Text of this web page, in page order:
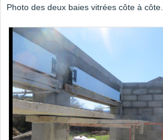
Photo des deux baies vitrées côte à côte.